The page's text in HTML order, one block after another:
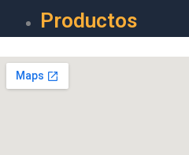
Productos